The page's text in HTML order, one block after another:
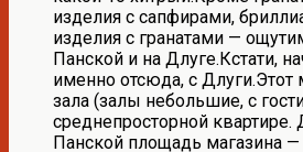
изделия с сапфирами,
изделия с гранатами —
Панской и на Длуге.Кстати,
именно отсюда, с Длуги.Этот
зала (залы небольшие, с
среднепросторной квартире.
Панской площадь магазина